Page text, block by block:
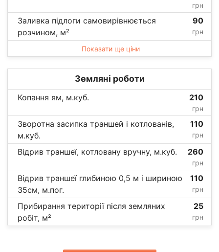
грн
Заливка підлоги самовирівнюється
розчином, м²
90
грн
Показати ще ціни
Земляні роботи
Копання ям, м.куб. 210
грн
Зворотна засипка траншей і котлованів,
м.куб.
110
грн
Відрив траншеї, котловану вручну, м.куб. 260
грн
Відрив траншеї глибиною 0,5 м і шириною
35см, м.пог.
110
грн
Прибирання території після земляних
робіт, м²
25
грн